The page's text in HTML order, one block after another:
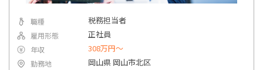
職種 税務担当者
雇用形態 正社員
年収 308万円〜
勤務地 岡山県 岡山市北区